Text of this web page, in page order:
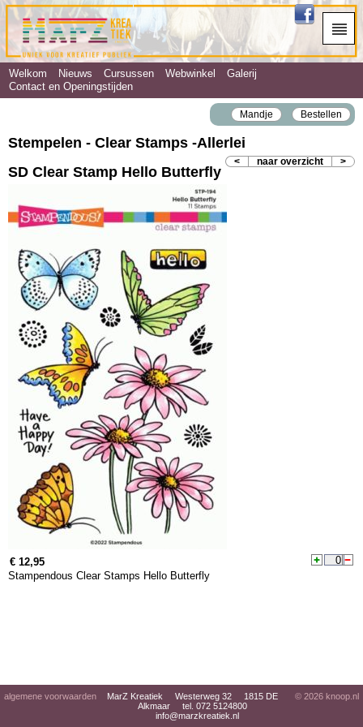
Welkom Nieuws Cursussen Webwinkel
Galerij
Contact en Openingstijden
Mandje Bestellen
Stempelen - Clear Stamps ‐Allerlei
< naar overzicht >
SD Clear Stamp Hello Butterfly
€ 12,95
Stampendous Clear Stamps Hello Butterfly
algemene voorwaarden
MarZ Kreatiek Westerweg 32 1815 DE
Alkmaar tel. 072 5124800
info@marzkreatiek.nl
© 2026 knoop.nl